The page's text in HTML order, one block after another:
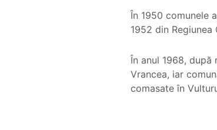
În 1950 comunele
1952 din Regiunea
În anul 1968,
Vrancea, iar
comasate în